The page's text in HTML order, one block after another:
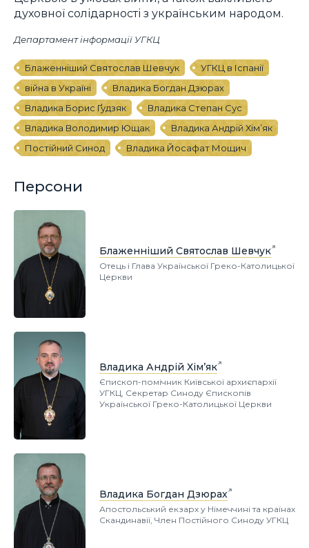
духовної солідарності з українським народом.
Департамент інформації УГКЦ
Блаженніший Святослав Шевчук
УГКЦ в Іспанії
війна в Україні
Владика Богдан Дзюрах
Владика Борис Ґудзяк
Владика Степан Сус
Владика Володимир Ющак
Владика Андрій Хім’як
Постійний Синод
Владика Йосафат Мощич
Персони
Блаженніший Святослав Шевчук
Отець і Глава Української Греко-Католицької
Церкви
Владика Андрій Хім’як
Єпископ-помічник Київської архиєпархії
УГКЦ, Секретар Синоду Єпископів
Української Греко-Католицької Церкви
Владика Богдан Дзюрах
Апостольський екзарх у Німеччині та країнах
Скандинавії, Член Постійного Синоду УГКЦ